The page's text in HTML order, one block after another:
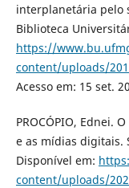
interplanetária pelo
Biblioteca
https://
content/uploads/
Acesso em: 15 set.
PROCÓPIO, Ednei.
e as mídias digitais.
Disponível em:
content/uploads/